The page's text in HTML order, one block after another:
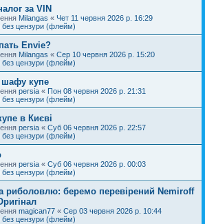
за VIN
Milangas « Чет 11 червня 2026 р. 16:29
без цензури (флейм)
Envie?
Milangas « Сер 10 червня 2026 р. 15:20
без цензури (флейм)
шафу купе
persia « Пон 08 червня 2026 р. 21:31
без цензури (флейм)
в Києві
persia « Суб 06 червня 2026 р. 22:57
без цензури (флейм)
persia « Суб 06 червня 2026 р. 00:03
без цензури (флейм)
риболовлю: беремо перевірений Nemiroff
magican77 « Сер 03 червня 2026 р. 10:44
без цензури (флейм)